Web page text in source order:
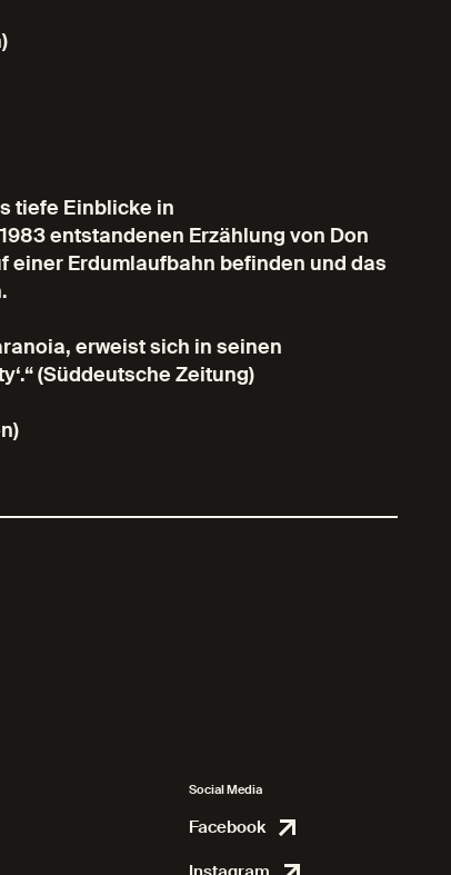
tiefe Einblicke in
entstandenen Erzählung von Don
einer Erdumlaufbahn befinden und das
erweist sich in seinen
(Süddeutsche Zeitung)
Social Media
Facebook